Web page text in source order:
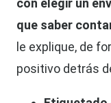
que saber
le explique, de
positivo detrás